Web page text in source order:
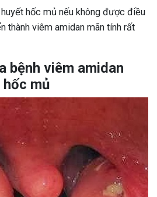
hốc mủ nếu không được điều
thành viêm amidan mãn tính rất
bệnh viêm amidan
mủ